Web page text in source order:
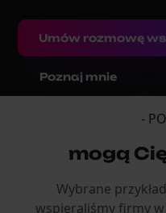
Umów rozmowę
Poznaj mnie
-
mogą
Wybrane
wspieraliśmy firmy